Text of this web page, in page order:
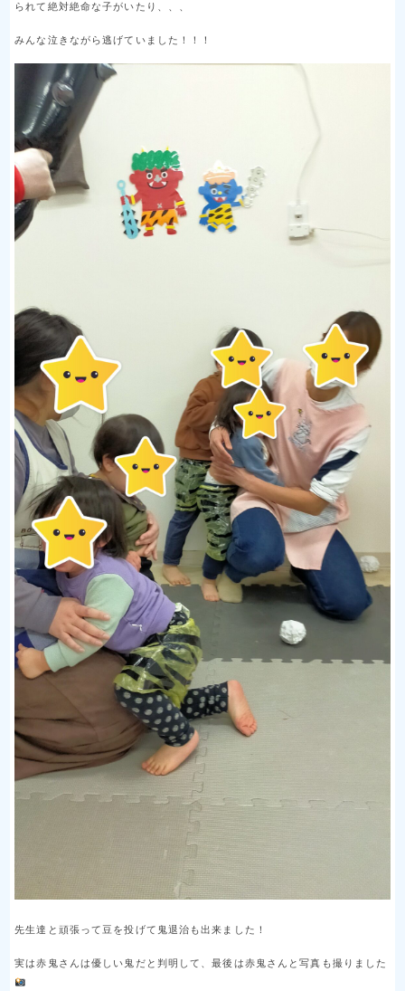
られて絶対絶命な子がいたり、、、
みんな泣きながら逃げていました！！！
先生達と頑張って豆を投げて鬼退治も出来ました！
実は赤鬼さんは優しい鬼だと判明して、最後は赤鬼さんと写真も撮りました